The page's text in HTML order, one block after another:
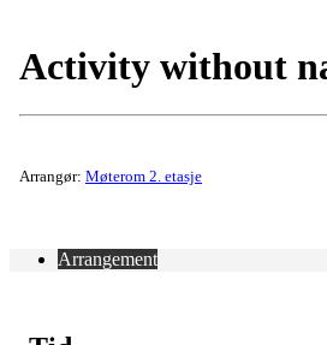
Activity without
Arrangør: Møterom 2. etasje
Arrangement